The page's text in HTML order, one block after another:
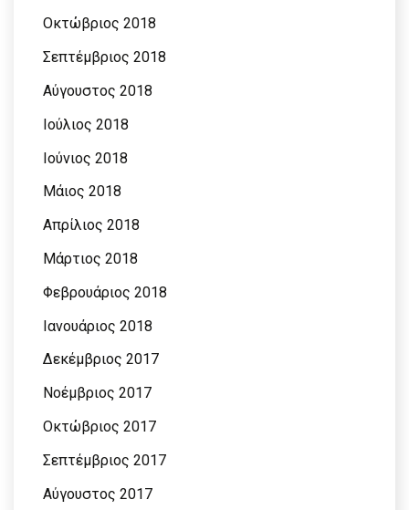
Οκτώβριος 2018
Σεπτέμβριος 2018
Αύγουστος 2018
Ιούλιος 2018
Ιούνιος 2018
Μάιος 2018
Απρίλιος 2018
Μάρτιος 2018
Φεβρουάριος 2018
Ιανουάριος 2018
Δεκέμβριος 2017
Νοέμβριος 2017
Οκτώβριος 2017
Σεπτέμβριος 2017
Αύγουστος 2017